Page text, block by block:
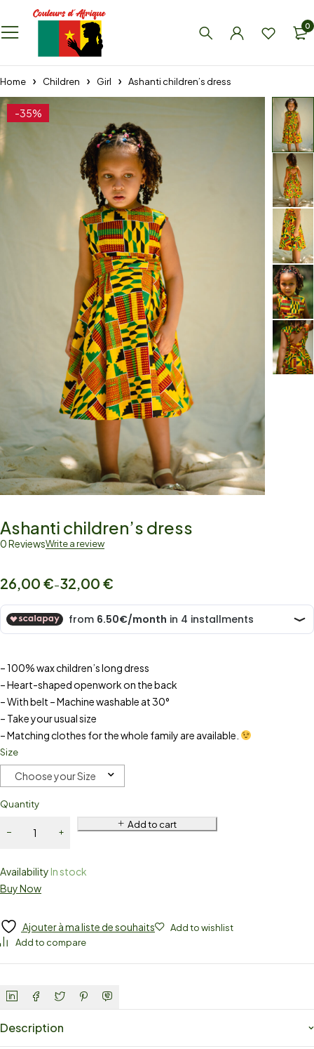
0
Home Children Girl Ashanti children’s dress
-35%
Ashanti children’s dress
0 ReviewsWrite a review
26,00 €–32,00 €
– 100% wax children’s long dress
– Heart-shaped openwork on the back
– With belt – Machine washable at 30°
– Take your usual size
– Matching clothes for the whole family are available.
Size
Choose your Size
Quantity
Add to cart
AvailabilityIn stock
Buy Now
Ajouter à ma liste de souhaits
Add to wishlist
Add to compare
Description